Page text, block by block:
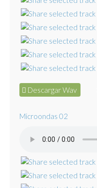
Descargar Wav
Microondas 02